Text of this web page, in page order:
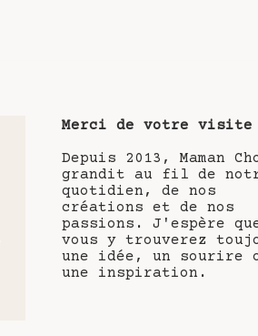
Merci de votre visite
Depuis 2013, Maman
grandit au fil de
quotidien, de nos
créations et de nos
passions. J'espère
vous y trouverez
une idée, un sourire
une inspiration.